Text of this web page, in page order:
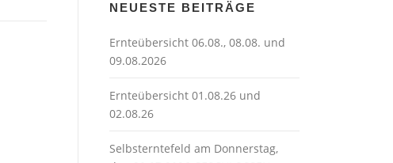
NEUESTE BEITRÄGE
Ernteübersicht 06.08., 08.08. und
09.08.2026
Ernteübersicht 01.08.26 und
02.08.26
Selbsterntefeld am Donnerstag,